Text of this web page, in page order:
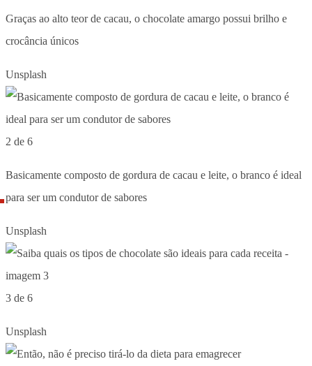
Graças ao alto teor de cacau, o chocolate amargo possui brilho e
crocância únicos
Unsplash
2 de 6
Basicamente composto de gordura de cacau e leite, o branco é ideal
para ser um condutor de sabores
Unsplash
3 de 6
Unsplash